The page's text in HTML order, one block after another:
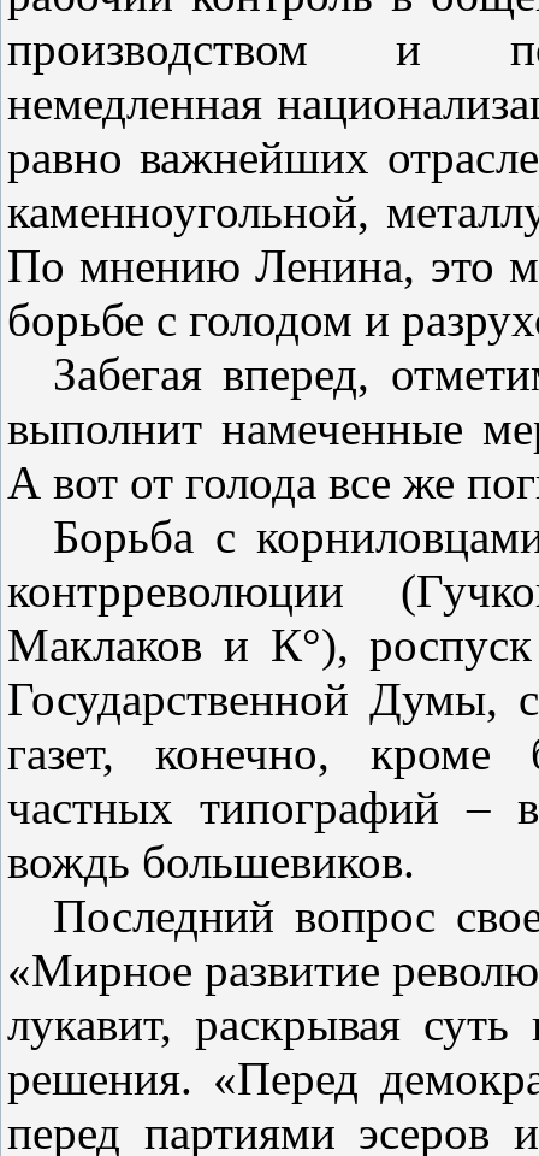
производством и
немедленная
равно важнейших
каменноугольной,
По мнению Ленина, это
борьбе с голодом и
Забегая вперед,
выполнит намеченные
А вот от голода все же
Борьба с
контрреволюции
Маклаков и К°),
Государственной Думы,
газет, конечно, кроме
частных типографий –
вождь большевиков.
Последний вопрос
«Мирное развитие
лукавит, раскрывая
решения. «Перед
перед партиями